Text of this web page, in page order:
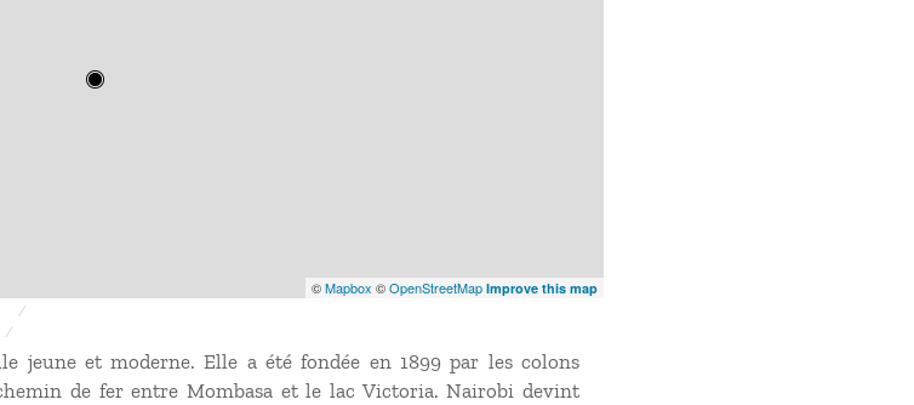
©Mapbox ©OpenStreetMap Improve this map
jeune et moderne. Elle a été fondée en 1899 par les colons
de fer entre Mombasa et le lac Victoria. Nairobi devint